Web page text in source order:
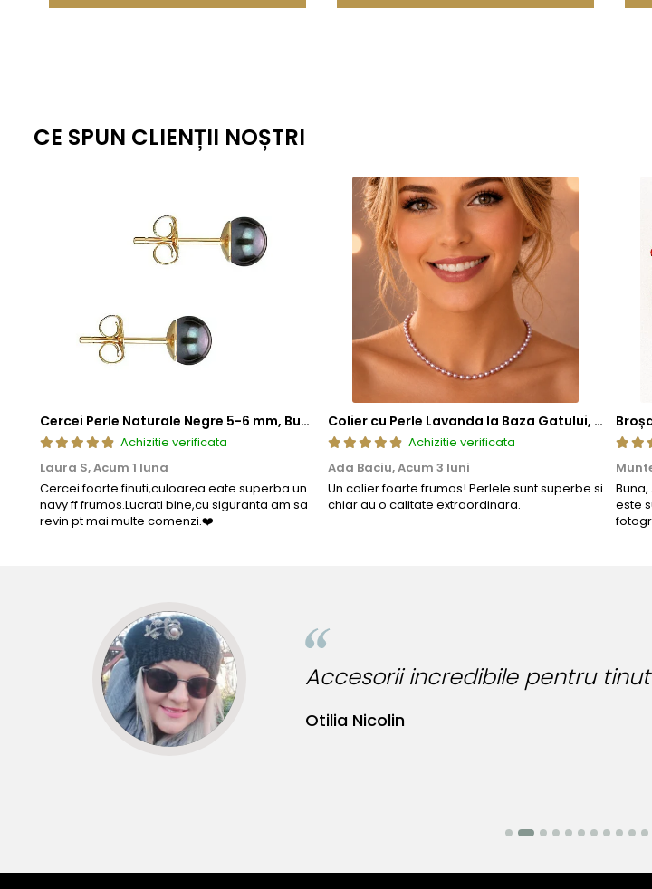
CE SPUN CLIENȚII NOȘTRI
Cercei Perle Naturale Negre 5-6 mm, Buton AAA, Aur 14K (aur 585), Tip Șurub | KASKADDA®
Achizitie verificata
Laura S,Acum 1 luna
Cercei foarte finuti,culoarea eate superba un
navy ff frumos.Lucrati bine,cu siguranta am sa
revin pt mai multe comenzi.❤️
Colier cu Perle Lavanda la Baza Gatului, de 4-5 mm, Perle Rare, Calitate AAA+, Aur 14K | KASKADDA®
Achizitie verificata
Ada Baciu,Acum 3 luni
Un colier foarte frumos! Perlele sunt superbe si
chiar au o calitate extraordinara.
este
Bijuteria perfecta